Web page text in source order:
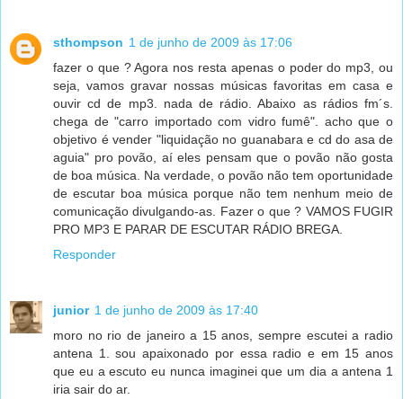
sthompson 1 de junho de 2009 às 17:06
fazer o que ? Agora nos resta apenas o poder do mp3, ou
seja, vamos gravar nossas músicas favoritas em casa e
ouvir cd de mp3. nada de rádio. Abaixo as rádios fm´s.
chega de "carro importado com vidro fumê". acho que o
objetivo é vender "liquidação no guanabara e cd do asa de
aguia" pro povão, aí eles pensam que o povão não gosta
de boa música. Na verdade, o povão não tem oportunidade
de escutar boa música porque não tem nenhum meio de
comunicação divulgando-as. Fazer o que ? VAMOS FUGIR
PRO MP3 E PARAR DE ESCUTAR RÁDIO BREGA.
Responder
junior 1 de junho de 2009 às 17:40
moro no rio de janeiro a 15 anos, sempre escutei a radio
antena 1. sou apaixonado por essa radio e em 15 anos
que eu a escuto eu nunca imaginei que um dia a antena 1
iria sair do ar.